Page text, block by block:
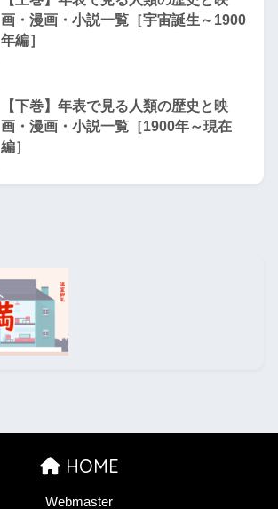
画・漫画・小説一覧［宇宙誕生～1900
年編］
【下巻】年表で見る人類の歴史と映
画・漫画・小説一覧［1900年～現在
編］
HOME
Webmaster